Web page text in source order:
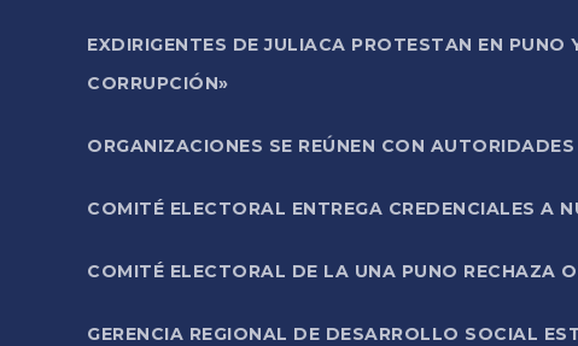
EXDIRIGENTES DE JULIACA PROTESTAN EN
CORRUPCIÓN»
ORGANIZACIONES SE REÚNEN CON
COMITÉ ELECTORAL ENTREGA CREDENCIALES A
COMITÉ ELECTORAL DE LA UNA PUNO RECHAZA
GERENCIA REGIONAL DE DESARROLLO SOCIAL